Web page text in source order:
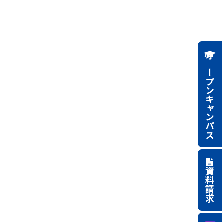
オープンキャンパス
資料請求